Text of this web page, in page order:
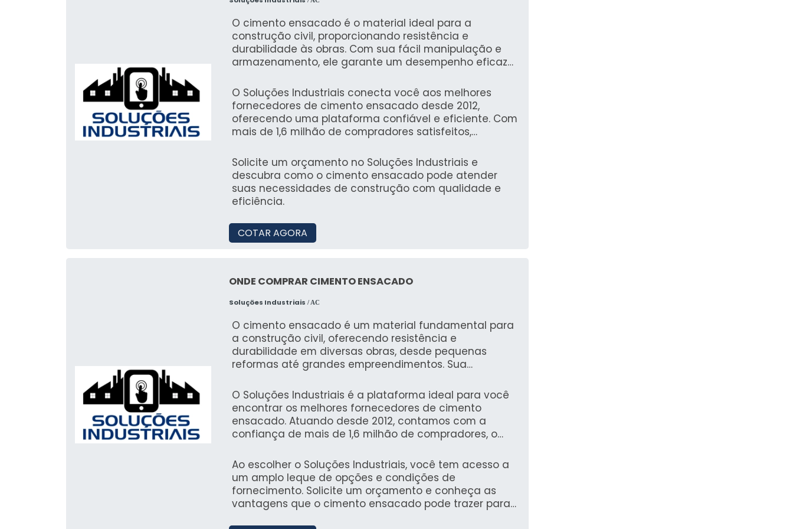
O cimento ensacado é o material ideal para a
construção civil, proporcionando resistência e
durabilidade às obras. Com sua fácil manipulação e
armazenamento, ele garante um desempenho eficaz
grandes construções.
O Soluções Industriais conecta você aos melhores
fornecedores de cimento ensacado desde 2012,
oferecendo uma plataforma confiável e eficiente. Com
mais de 1,6 milhão de compradores satisfeitos,
no mercado.
Solicite um orçamento no Soluções Industriais e
descubra como o cimento ensacado pode atender
suas necessidades de construção com qualidade e
eficiência.
COTAR AGORA
ONDE COMPRAR CIMENTO ENSACADO
Soluções Industriais / AC
O cimento ensacado é um material fundamental para
a construção civil, oferecendo resistência e
durabilidade em diversas obras, desde pequenas
reformas até grandes empreendimentos. Sua
mais vantajosa, garantindo que os acabamentos e
estruturas sejam realizados com eficiência.
O Soluções Industriais é a plataforma ideal para você
encontrar os melhores fornecedores de cimento
ensacado. Atuando desde 2012, contamos com a
confiança de mais de 1,6 milhão de compradores, o
alinhada com as suas necessidades.
Ao escolher o Soluções Industriais, você tem acesso a
um amplo leque de opções e condições de
fornecimento. Solicite um orçamento e conheça as
vantagens que o cimento ensacado pode trazer para